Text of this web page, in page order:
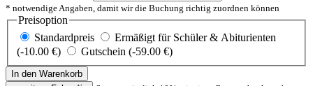
* notwendige Angaben, damit wir die Buchung richtig zuordnen können
Preisoption
Standardpreis
Ermäßigt für Schüler & Abiturienten
(-10.00 €)
Gutschein (-59.00 €)